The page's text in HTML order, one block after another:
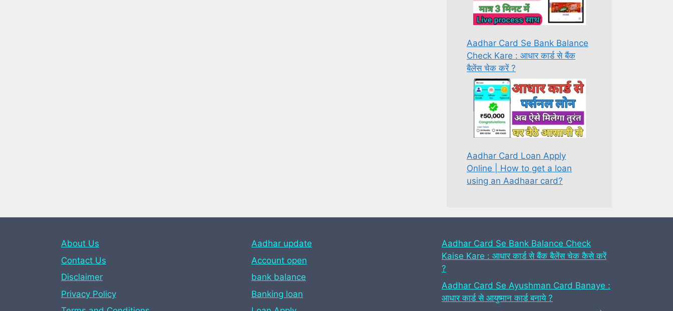
Aadhar Card Se Bank Balance
Check Kare : आधार कार्ड से बैंक
बैलेंस चेक करें ?
Aadhar Card Loan Apply
Online | How to get a loan
using an Aadhaar card?
About Us
Contact Us
Disclaimer
Privacy Policy
Aadhar update
Account open
bank balance
Banking loan
Aadhar Card Se Bank Balance Check
Kaise Kare : आधार कार्ड से बैंक बैलेंस चेक कैसे करें
?
Aadhar Card Se Ayushman Card Banaye :
आधार कार्ड से आयुष्मान कार्ड बनाये ?